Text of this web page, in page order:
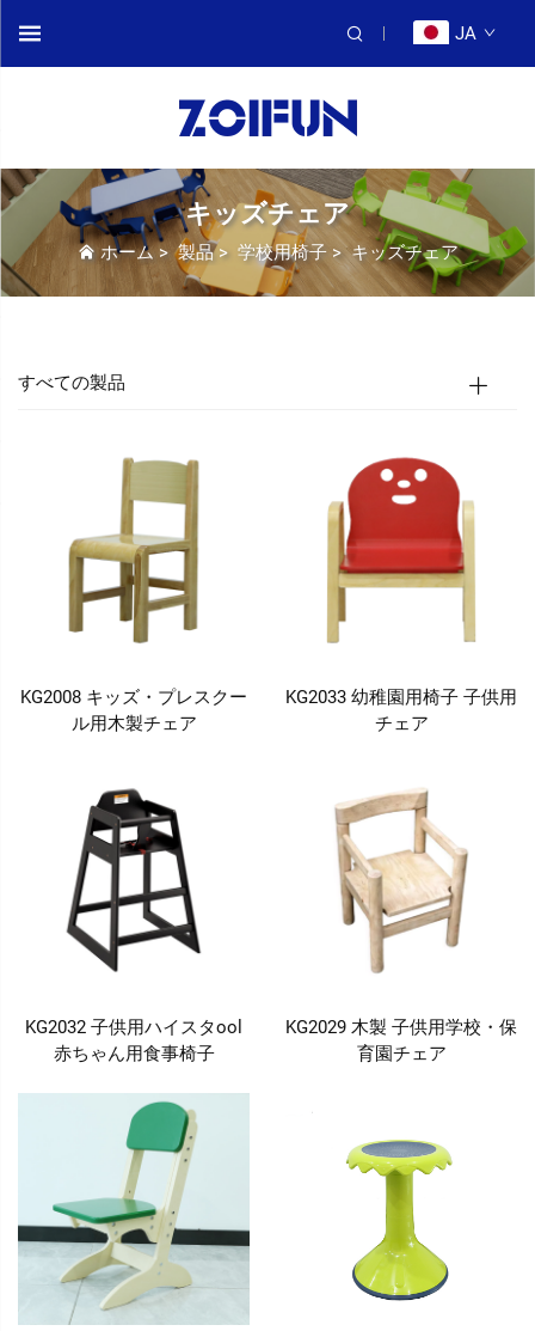
JA
キッズチェア
ホーム>製品> 学校用椅子>キッズチェア
すべての製品
KG2008 キッズ・プレスクー
ル用木製チェア
KG2033 幼稚園用椅子 子供用
チェア
KG2032 子供用ハイスタool
赤ちゃん用食事椅子
KG2029 木製 子供用学校・保
育園チェア